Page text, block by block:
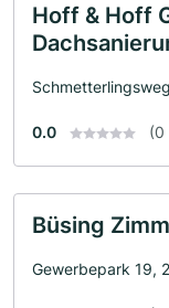
Hoff & Hoff
0.0 (0
Büsing
Gewerbepark 19,